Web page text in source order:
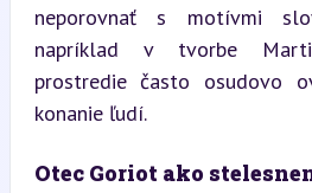
neporovnať s motívmi
napríklad v tvorbe
prostredie často osudovo
konanie ľudí.
Otec Goriot ako